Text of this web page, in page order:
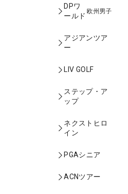
DPワ
ールド
欧州男子
アジアンツア
ー
LIV GOLF
ステップ・ア
ップ
ネクストヒロ
イン
PGAシニア
ACNツアー